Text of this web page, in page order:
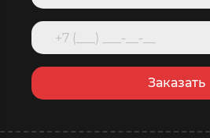
Заказать